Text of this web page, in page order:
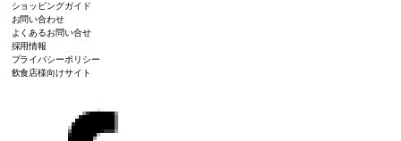
ショッピングガイド
お問い合わせ
よくあるお問い合せ
採用情報
プライバシーポリシー
飲食店様向けサイト